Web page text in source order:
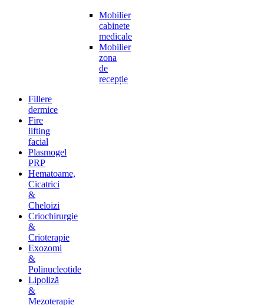
Mobilier
cabinete
medicale
Mobilier
zona
de
Fillere
dermice
Fire
lifting
facial
Plasmogel
PRP
Hematoame,
Cicatrici
&
Cheloizi
Criochirurgie
&
Crioterapie
Exozomi
&
Polinucleotide
Lipoliză
&